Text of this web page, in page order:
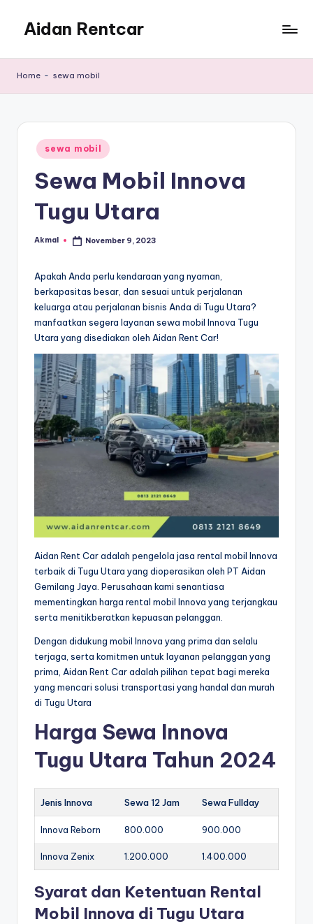
content
Aidan Rentcar
Murah
Home - sewa mobil
Posted
in
sewa mobil
Sewa Mobil Innova
Tugu Utara
Posted
Akmal November 9, 2023
Apakah Anda perlu kendaraan yang nyaman,
berkapasitas besar, dan sesuai untuk perjalanan
keluarga atau perjalanan bisnis Anda di Tugu Utara?
manfaatkan segera layanan sewa mobil Innova Tugu
Utara yang disediakan oleh Aidan Rent Car!
Aidan Rent Car adalah pengelola jasa rental mobil Innova
terbaik di Tugu Utara yang dioperasikan oleh PT Aidan
Gemilang Jaya. Perusahaan kami senantiasa
mementingkan harga rental mobil Innova yang terjangkau
serta menitikberatkan kepuasan pelanggan.
Dengan didukung mobil Innova yang prima dan selalu
terjaga, serta komitmen untuk layanan pelanggan yang
prima, Aidan Rent Car adalah pilihan tepat bagi mereka
yang mencari solusi transportasi yang handal dan murah
di Tugu Utara
Harga Sewa Innova
Tugu Utara Tahun 2024
Jenis Innova Sewa 12 Jam Sewa Fullday
Innova Reborn 800.000 900.000
Innova Zenix 1.200.000 1.400.000
Syarat dan Ketentuan Rental
Mobil Innova di Tugu Utara